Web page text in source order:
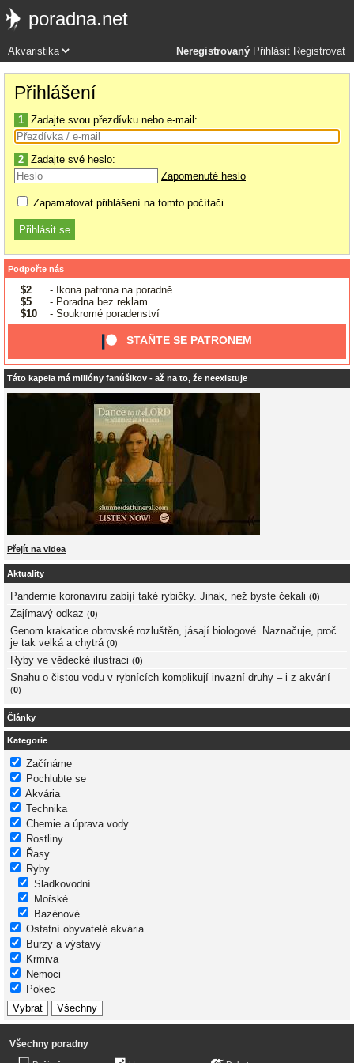
poradna.net
Neregistrovaný Přihlásit Registrovat
Přihlášení
1 Zadajte svou přezdívku nebo e-mail:
2 Zadajte své heslo:
Zapomenuté heslo
Zapamatovat přihlášení na tomto počítači
Podpořte nás
$2
- Ikona patrona na poradně
$5
- Poradna bez reklam
$10
- Soukromé poradenství
STAŇTE SE PATRONEM
Táto kapela má milióny fanúšikov - až na to, že neexistuje
Přejít na videa
Aktuality
Pandemie koronaviru zabíjí také rybičky. Jinak, než byste čekali (0)
Zajímavý odkaz (0)
Genom krakatice obrovské rozluštěn, jásají biologové. Naznačuje, proč
je tak velká a chytrá (0)
Ryby ve vědecké ilustraci (0)
Snahu o čistou vodu v rybnících komplikují invazní druhy – i z akvárií
(0)
Články
Kategorie
Začínáme
Pochlubte se
Akvária
Technika
Chemie a úprava vody
Rostliny
Řasy
Ryby
Sladkovodní
Mořské
Bazénové
Ostatní obyvatelé akvária
Burzy a výstavy
Krmiva
Nemoci
Pokec
Všechny poradny